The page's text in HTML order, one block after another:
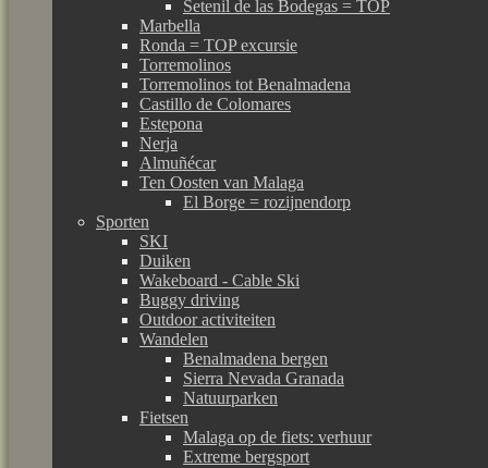
Setenil de las Bodegas = TOP
Marbella
Ronda = TOP excursie
Torremolinos
Torremolinos tot Benalmadena
Castillo de Colomares
Estepona
Nerja
Almuñécar
Ten Oosten van Malaga
El Borge = rozijnendorp
Sporten
SKI
Duiken
Wakeboard - Cable Ski
Buggy driving
Outdoor activiteiten
Wandelen
Benalmadena bergen
Sierra Nevada Granada
Natuurparken
Fietsen
Malaga op de fiets: verhuur
Extreme bergsport